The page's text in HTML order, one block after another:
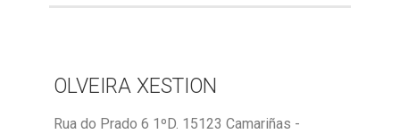
OLVEIRA XESTION
Rua do Prado 6 1ºD. 15123 Camariñas -